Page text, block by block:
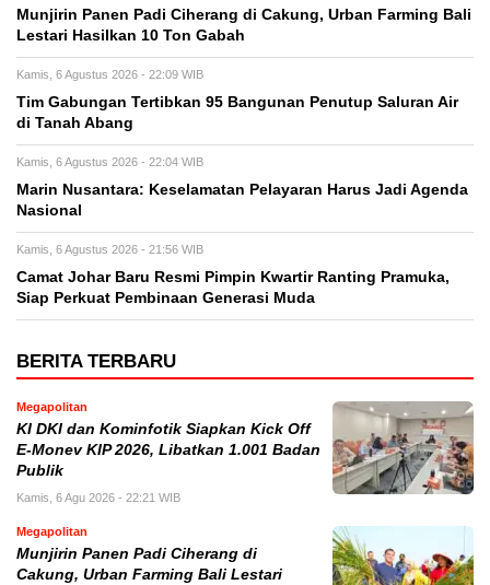
Munjirin Panen Padi Ciherang di Cakung, Urban Farming Bali
Lestari Hasilkan 10 Ton Gabah
Kamis, 6 Agustus 2026 - 22:09 WIB
Tim Gabungan Tertibkan 95 Bangunan Penutup Saluran Air
di Tanah Abang
Kamis, 6 Agustus 2026 - 22:04 WIB
Marin Nusantara: Keselamatan Pelayaran Harus Jadi Agenda
Nasional
Kamis, 6 Agustus 2026 - 21:56 WIB
Camat Johar Baru Resmi Pimpin Kwartir Ranting Pramuka,
Siap Perkuat Pembinaan Generasi Muda
BERITA TERBARU
Megapolitan
KI DKI dan Kominfotik Siapkan Kick Off
E-Monev KIP 2026, Libatkan 1.001 Badan
Publik
Kamis, 6 Agu 2026 - 22:21 WIB
Megapolitan
Munjirin Panen Padi Ciherang di
Cakung, Urban Farming Bali Lestari